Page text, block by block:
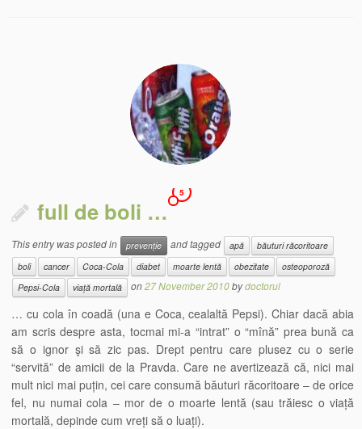
full de boli …
5
This entry was posted in prevenție and tagged apă
băuturi răcoritoare
boli
cancer Coca-Cola diabet moarte lentă obezitate
osteoporoză
Pepsi-Cola
viață mortală on27 November 2010bydoctorul
… cu cola în coadă (una e Coca, cealaltă Pepsi). Chiar dacă abia
am scris despre asta, tocmai mi-a “intrat” o “mînă” prea bună ca
să o ignor şi să zic pas. Drept pentru care plusez cu o serie
“servită” de amicii de la Pravda. Care ne avertizează că, nici mai
mult nici mai puțin, cei care consumă băuturi răcoritoare – de orice
fel, nu numai cola – mor de o moarte lentă (sau trăiesc o viață
mortală, depinde cum vreți să o luați).